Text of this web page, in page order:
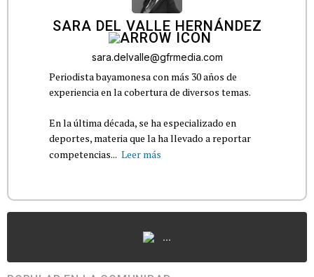
SARA DEL VALLE HERNÁNDEZ
sara.delvalle@gfrmedia.com
Periodista bayamonesa con más 30 años de
experiencia en la cobertura de diversos temas.
En la última década, se ha especializado en
deportes, materia que la ha llevado a reportar
competencias... Leer más
...